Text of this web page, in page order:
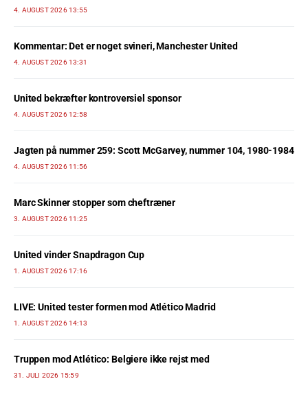
4. AUGUST 2026 13:55
Kommentar: Det er noget svineri, Manchester United
4. AUGUST 2026 13:31
United bekræfter kontroversiel sponsor
4. AUGUST 2026 12:58
Jagten på nummer 259: Scott McGarvey, nummer 104, 1980-1984
4. AUGUST 2026 11:56
Marc Skinner stopper som cheftræner
3. AUGUST 2026 11:25
United vinder Snapdragon Cup
1. AUGUST 2026 17:16
LIVE: United tester formen mod Atlético Madrid
1. AUGUST 2026 14:13
Truppen mod Atlético: Belgiere ikke rejst med
31. JULI 2026 15:59